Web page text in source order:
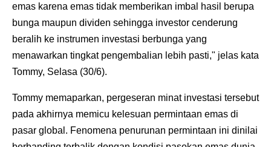
emas karena emas tidak memberikan imbal hasil berupa
bunga maupun dividen sehingga investor cenderung
beralih ke instrumen investasi berbunga yang
menawarkan tingkat pengembalian lebih pasti," jelas kata
Tommy, Selasa (30/6).
Tommy memaparkan, pergeseran minat investasi tersebut
pada akhirnya memicu kelesuan permintaan emas di
pasar global. Fenomena penurunan permintaan ini dinilai